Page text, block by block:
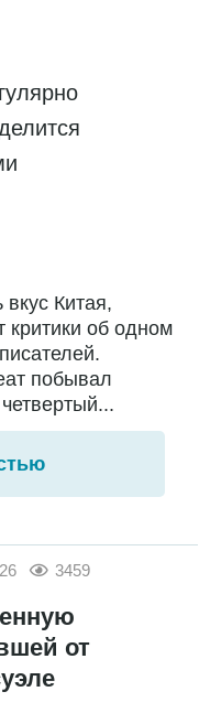
вкус Китая,
об одном
побывал
3459
от